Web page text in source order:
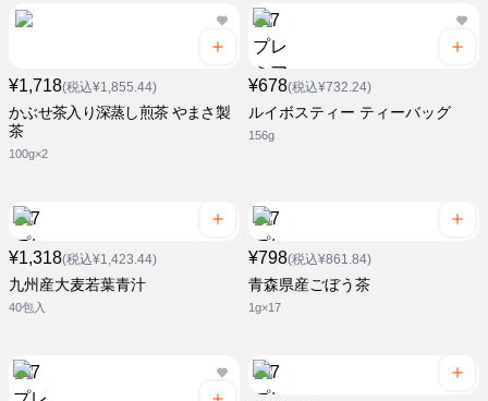
¥1,718(税込¥1,855.44)
かぶせ茶入り深蒸し煎茶 やまさ製
茶
100g×2
¥678(税込¥732.24)
ルイボスティー ティーバッグ
156g
¥1,318(税込¥1,423.44)
九州産大麦若葉青汁
40包入
¥798(税込¥861.84)
青森県産ごぼう茶
1g×17